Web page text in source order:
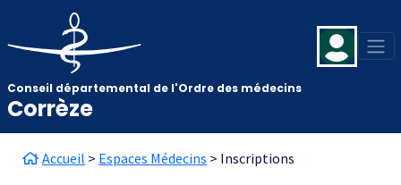
Aller au contenu principal
Conseil départemental de l'Ordre des médecins
Corrèze
Fil d'Ariane
Accueil Espaces Médecins Inscriptions
Panneau de gestion des cookies